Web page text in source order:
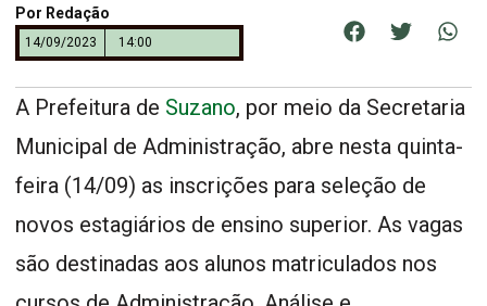
Por Redação
14/09/2023 14:00
A Prefeitura de Suzano, por meio da Secretaria
Municipal de Administração, abre nesta quinta-
feira (14/09) as inscrições para seleção de
novos estagiários de ensino superior. As vagas
são destinadas aos alunos matriculados nos